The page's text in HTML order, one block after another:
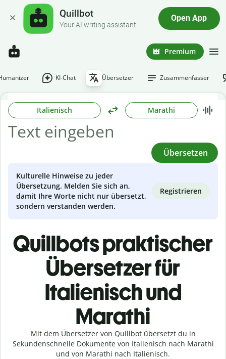
Quillbot
Your AI writing assistant
Open App
Premium
KI-Chat Übersetzer Zusammenfasser
Italienisch Marathi
Übersetzen
Kulturelle Hinweise zu jeder
Übersetzung. Melden Sie sich an,
damit Ihre Worte nicht nur übersetzt,
sondern verstanden werden.
Registrieren
Quillbots praktischer
Übersetzer für
Italienisch und
Marathi
Mit dem Übersetzer von Quillbot übersetzt du in
Sekundenschnelle Dokumente von Italienisch nach Marathi
und von Marathi nach Italienisch.